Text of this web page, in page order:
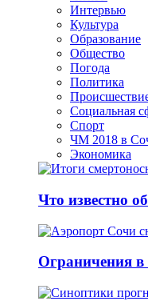
Интервью
Культура
Образование
Общество
Погода
Политика
Социальная
Спорт
ЧМ 2018 в
Экономика
Что известно
Ограничения в